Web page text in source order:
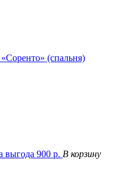
(спальня)
выгода 900 р. В корзину